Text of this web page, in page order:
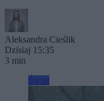
Aleksandra Cieślik
Dzisiaj 15:35
3 min